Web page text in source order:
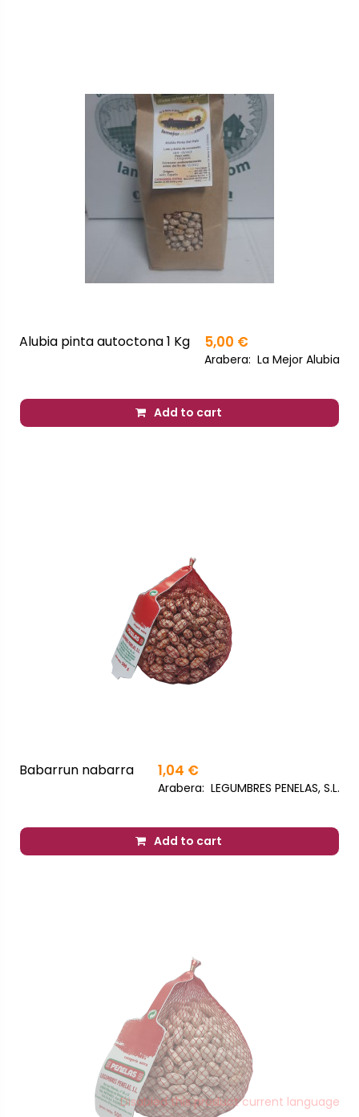
Alubia pinta autoctona 1 Kg 5,00 €
Arabera: La Mejor Alubia
Add to cart
Babarrun nabarra 1,04 €
Arabera: LEGUMBRES PENELAS, S.L.
Add to cart
Disabled this product current language